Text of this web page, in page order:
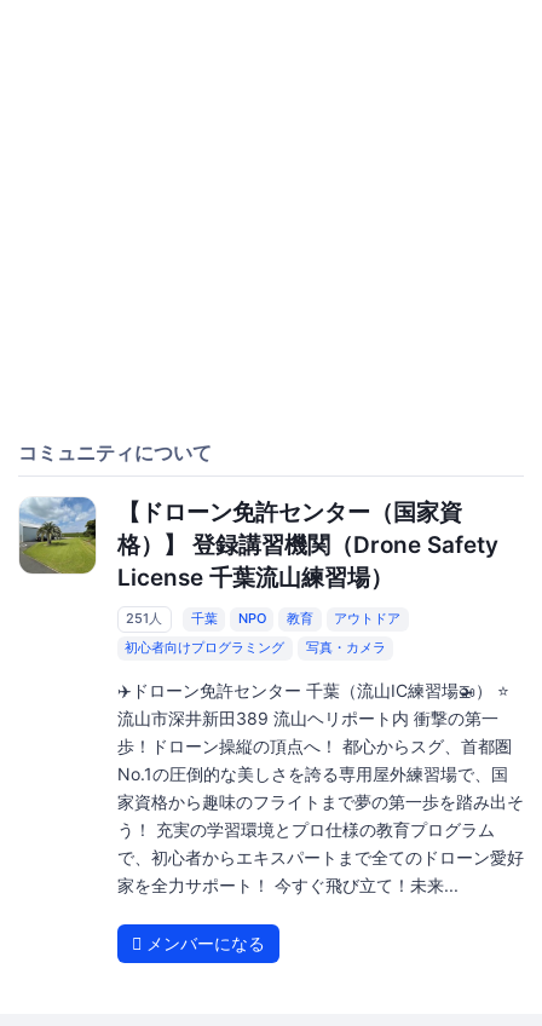
コミュニティについて
【ドローン免許センター（国家資
格）】 登録講習機関（Drone Safety
License 千葉流山練習場）
251人 千葉 NPO 教育
アウトドア
初心者向けプログラミング
写真・カメラ
✈️ドローン免許センター 千葉（流山IC練習場🚁） ⭐️
流山市深井新田389 流山ヘリポート内 衝撃の第一
歩！ドローン操縦の頂点へ！ 都心からスグ、首都圏
No.1の圧倒的な美しさを誇る専用屋外練習場で、国
家資格から趣味のフライトまで夢の第一歩を踏み出そ
う！ 充実の学習環境とプロ仕様の教育プログラム
で、初心者からエキスパートまで全てのドローン愛好
家を全力サポート！ 今すぐ飛び立て！未来...
メンバーになる